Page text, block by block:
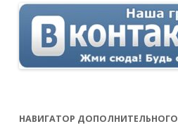
НАВИГАТОР